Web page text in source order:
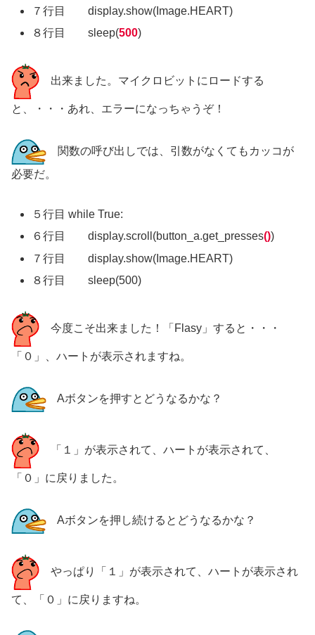
７行目 display.show(Image.HEART)
８行目 sleep(500)
出来ました。マイクロビットにロードする
と、・・・あれ、エラーになっちゃうぞ！
関数の呼び出しでは、引数がなくてもカッコが
必要だ。
５行目 while True:
６行目 display.scroll(button_a.get_presses())
７行目 display.show(Image.HEART)
８行目 sleep(500)
今度こそ出来ました！「Flasy」すると・・・
「０」、ハートが表示されますね。
Aボタンを押すとどうなるかな？
「１」が表示されて、ハートが表示されて、
「０」に戻りました。
Aボタンを押し続けるとどうなるかな？
やっぱり「１」が表示されて、ハートが表示され
て、「０」に戻りますね。